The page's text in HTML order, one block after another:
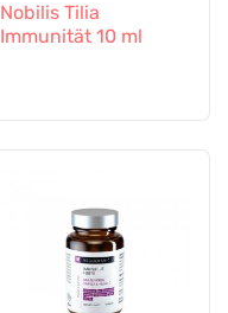
Nobilis Tilia
Immunität 10 ml